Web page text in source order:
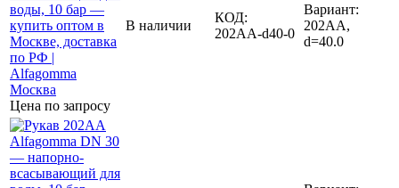
Цена по запросу
В наличии
КОД:
202AA-d40-0
Вариант:
202AA,
d=40.0